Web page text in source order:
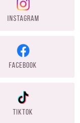
INSTAGRAM
FACEBOOK
TIKTOK